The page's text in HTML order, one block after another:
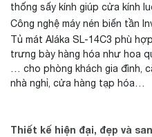
thống sấy kính giúp cửa kính
Công nghệ máy nén biến tần
Tủ mát Aláka SL-14C3 phù
trưng bày hàng hóa như hoa
… cho phòng khách gia đình,
nhà nghỉ, cửa hàng tạp hóa…
Thiết kế hiện đại, đẹp và